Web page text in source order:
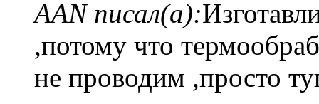
AAN писал(а):
,потому что
не проводим ,просто